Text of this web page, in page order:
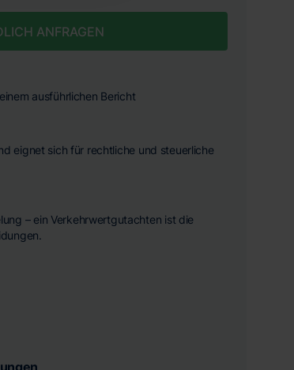
ANFRAGEN
ausführlichen Bericht
eignet sich für rechtliche und steuerliche
– ein Verkehrwertgutachten ist die